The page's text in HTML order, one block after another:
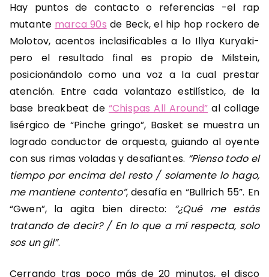
Hay puntos de contacto o referencias -el rap
mutante marca 90s de Beck, el hip hop rockero de
Molotov, acentos inclasificables a lo Illya Kuryaki-
pero el resultado final es propio de Milstein,
posicionándolo como una voz a la cual prestar
atención. Entre cada volantazo estilístico, de la
base breakbeat de “Chispas All Around” al collage
lisérgico de “Pinche gringo”, Basket se muestra un
logrado conductor de orquesta, guiando al oyente
con sus rimas voladas y desafiantes. “Pienso todo el
tiempo por encima del resto / solamente lo hago,
me mantiene contento”, desafía en “Bullrich 55”. En
“Gwen”, la agita bien directo: “¿Qué me estás
tratando de decir? / En lo que a mí respecta, solo
sos un gil”.
Cerrando tras poco más de 20 minutos, el disco